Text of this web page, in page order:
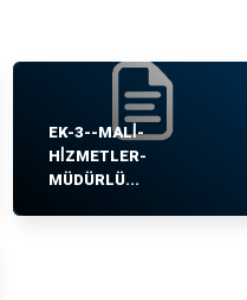
EK-3--MALİ-
HİZMETLER-
MÜDÜRLÜ...